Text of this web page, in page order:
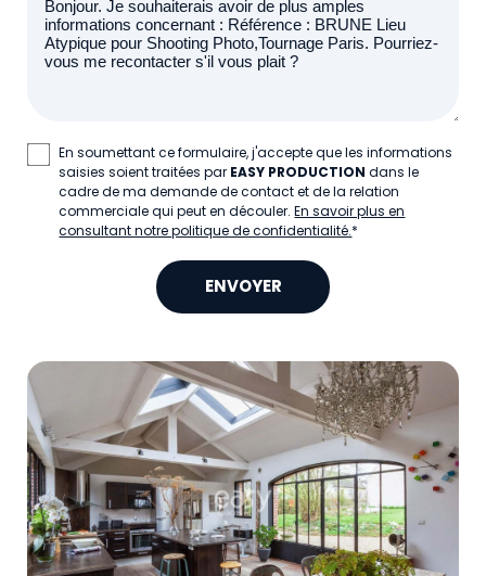
En soumettant ce formulaire, j'accepte que les informations
saisies soient traitées par EASY PRODUCTION dans le
cadre de ma demande de contact et de la relation
commerciale qui peut en découler.En savoir plus en
consultant notre politique de confidentialité.*